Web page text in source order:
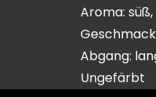
Aroma:
Abgang:
Ungefärbt